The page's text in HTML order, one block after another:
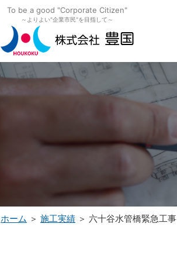
To be a good "Corporate Citizen"
～よりよい"企業市民"を目指して～
ホーム ＞ 施工実績 ＞ 六十谷水管橋緊急工事